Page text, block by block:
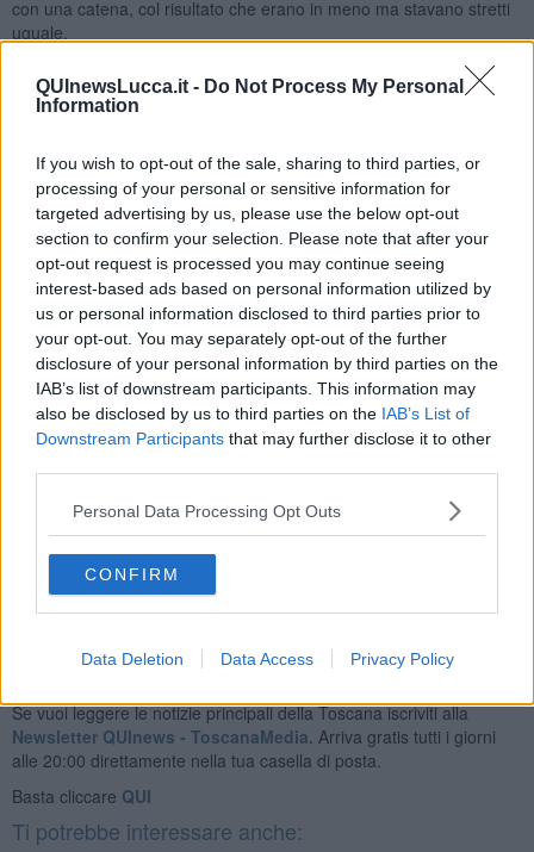
QUInewsLucca.it - Do Not Process My Personal
Information
If you wish to opt-out of the sale, sharing to third parties, or
processing of your personal or sensitive information for
targeted advertising by us, please use the below opt-out
section to confirm your selection. Please note that after your
opt-out request is processed you may continue seeing
interest-based ads based on personal information utilized by
us or personal information disclosed to third parties prior to
your opt-out. You may separately opt-out of the further
disclosure of your personal information by third parties on the
IAB’s list of downstream participants. This information may
also be disclosed by us to third parties on the IAB’s List of
Downstream Participants that may further disclose it to other
Personal Data Processing Opt Outs
CONFIRM
Data Deletion Data Access Privacy Policy
con una catena, col risultato che erano in meno ma stavano stretti
uguale.
Sulla sanità si sono fatti scadere a fine settembre i contratti a
tempo determinato di medici e paramedici, presi quasi tutti alle
prime armi e “tirocinati”, provvedendo solo ora ad assunzioni di altri
essere affidabili e autonomi. Dotazioni acquistate per le terapie
intensive non arrivate a destinazione ed altre perle.
Mi sono sbagliato perché non avevo fatto i conti con un elemento
importante, le elezioni del 20/21 settembre.
Un’intera classe politica che ha speso tempo ed energie per
cercare voti e non dispiacere agli elettori (e allora via le discoteche
aperte, dagliene di movida!) guardandosi bene dal fare scelte
“impopolari” ma lungimiranti.
E pubblici amministratori attentissimi a riposizionarsi dalla parte del
vincitore anziché stare sul pezzo, prevedere, disporre come si
deve, tanto c’è… Immuni!
Un’estate buttata, il Covid non ha aspettato i ballottaggi, ed ora
siamo qui, in attesa di Conte e del suo ultimo DPCM a cui dare un
senso, con la scuola al palo, le piscine vuote, e a cena presto!
Franco Bonciani
Se vuoi leggere le notizie principali della Toscana iscriviti alla
Newsletter QUInews - ToscanaMedia. Arriva gratis tutti i giorni
alle 20:00 direttamente nella tua casella di posta.
Basta cliccare QUI
Ti potrebbe interessare anche: